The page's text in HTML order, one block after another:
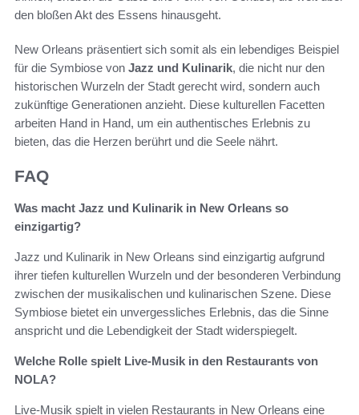
den bloßen Akt des Essens hinausgeht.
New Orleans präsentiert sich somit als ein lebendiges Beispiel
für die Symbiose von Jazz und Kulinarik, die nicht nur den
historischen Wurzeln der Stadt gerecht wird, sondern auch
zukünftige Generationen anzieht. Diese kulturellen Facetten
arbeiten Hand in Hand, um ein authentisches Erlebnis zu
bieten, das die Herzen berührt und die Seele nährt.
FAQ
Was macht Jazz und Kulinarik in New Orleans so
einzigartig?
Jazz und Kulinarik in New Orleans sind einzigartig aufgrund
ihrer tiefen kulturellen Wurzeln und der besonderen Verbindung
zwischen der musikalischen und kulinarischen Szene. Diese
Symbiose bietet ein unvergessliches Erlebnis, das die Sinne
anspricht und die Lebendigkeit der Stadt widerspiegelt.
Welche Rolle spielt Live-Musik in den Restaurants von
NOLA?
Live-Musik spielt in vielen Restaurants in New Orleans eine